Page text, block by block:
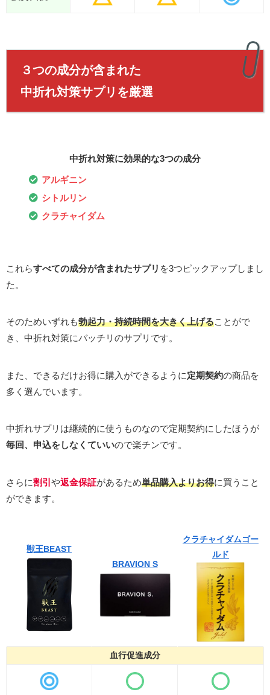
３つの成分が含まれた
中折れ対策サプリを厳選
中折れ対策に効果的な3つの成分
アルギニン
シトルリン
クラチャイダム
これらすべての成分が含まれたサプリ を3つピックアップしまし
た。
そのためいずれも勃起力・持続時間を大きく上げることがで
き、中折れ対策にバッチリのサプリです。
また、できるだけお得に購入ができるように定期契約の商品を
多く選んでいます。
中折れサプリは継続的に使うものなので定期契約にしたほうが
毎回、申込をしなくていいので楽チンです。
さらに割引 や返金保証があるため単品購入よりお得に買うこと
ができます。
獣王BEAST
BRAVION S
クラチャイダムゴー
ルド
血行促進成分